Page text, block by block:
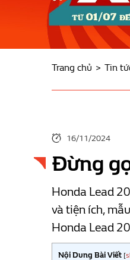
Trang chủ Tin
16/11/2024
Đừng
Honda Lead
và tiện ích,
Honda Lead
Nội Dung Bài Viết [